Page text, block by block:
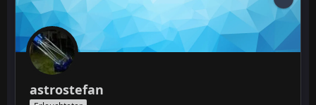
astrostefan